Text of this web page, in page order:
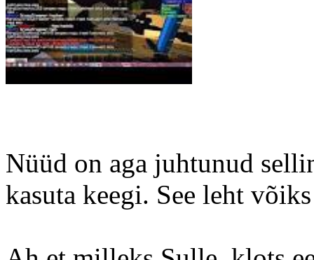
Nüüd on aga juhtunud
kasuta keegi. See leht